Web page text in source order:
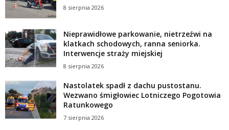
8 sierpnia 2026
Nieprawidłowe parkowanie, nietrzeźwi na
klatkach schodowych, ranna seniorka.
Interwencje straży miejskiej
8 sierpnia 2026
Nastolatek spadł z dachu pustostanu.
Wezwano śmigłowiec Lotniczego Pogotowia
Ratunkowego
7 sierpnia 2026